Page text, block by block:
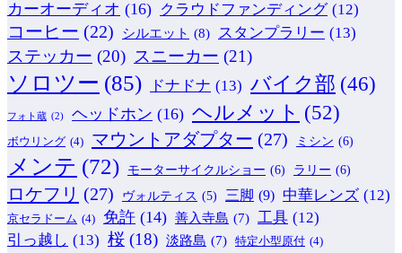
カーオーディオ (16) クラウドファンディング (12)
コーヒー (22) シルエット (8) スタンプラリー (13)
ステッカー (20) スニーカー (21)
ソロツー (85) ドナドナ (13) バイク部 (46)
フォト蔵 (2) ヘッドホン (16) ヘルメット (52)
ボウリング (4) マウントアダプター (27) ミシン (6)
メンテ (72) モーターサイクルショー (6) ラリー (6)
ロケフリ (27) ヴォルティス (5) 三脚 (9) 中華レンズ (12)
京セラドーム (4) 免許 (14) 善入寺島 (7) 工具 (12)
引っ越し (13) 桜 (18) 淡路島 (7) 特定小型原付 (4)